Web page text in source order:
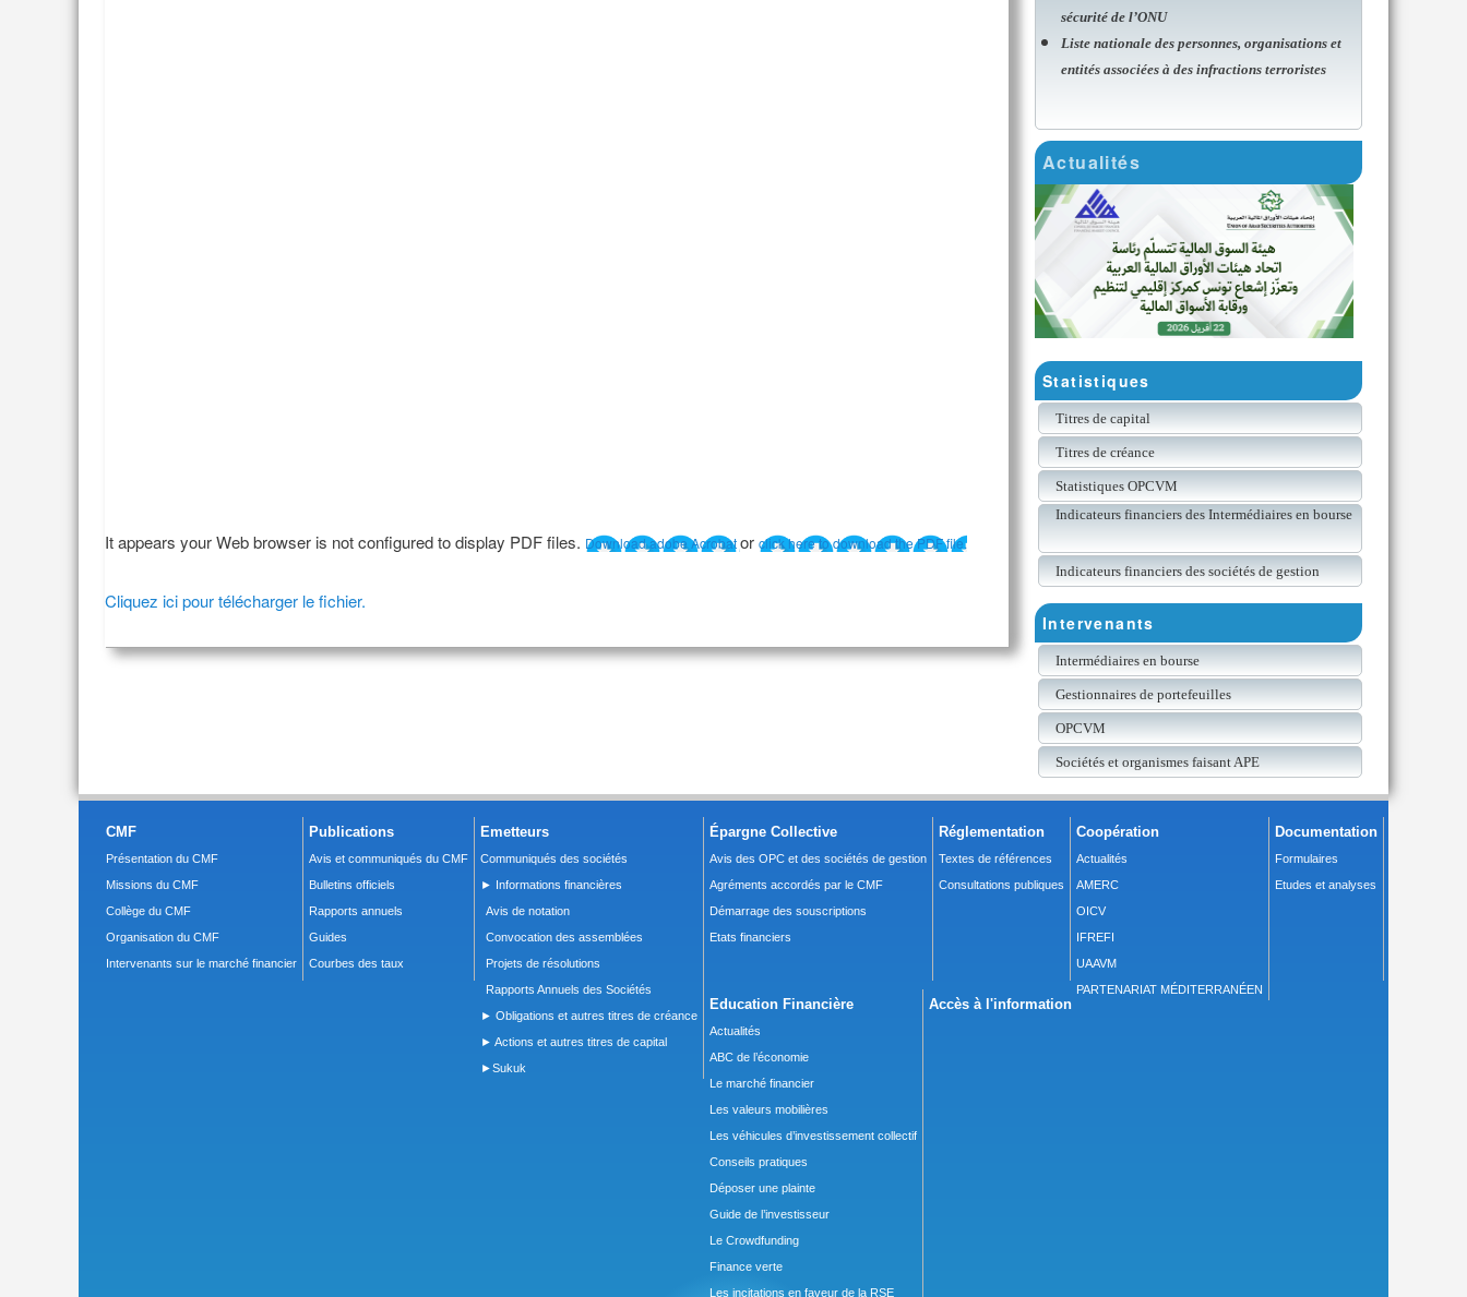
It appears your Web browser is not configured to display PDF files. Download adobe Acrobator click here to download the PDF file.
Cliquez ici pour télécharger le fichier.
sécurité de l’ONU
Liste nationale des personnes, organisations et
entités associées à des infractions terroristes
Actualités
Statistiques
Titres de capital
Titres de créance
Statistiques OPCVM
Indicateurs financiers des Intermédiaires en bourse
Indicateurs financiers des sociétés de gestion
Intervenants
Intermédiaires en bourse
Gestionnaires de portefeuilles
OPCVM
Sociétés et organismes faisant APE
CMF
Présentation du CMF
Missions du CMF
Collège du CMF
Organisation du CMF
Intervenants sur le marché financier
Publications
Avis et communiqués du CMF
Bulletins officiels
Rapports annuels
Guides
Courbes des taux
Emetteurs
Communiqués des sociétés
► Informations financières
Avis de notation
Convocation des assemblées
Projets de résolutions
Rapports Annuels des Sociétés
► Obligations et autres titres de créance
► Actions et autres titres de capital
►Sukuk
Épargne Collective
Avis des OPC et des sociétés de gestion
Agréments accordés par le CMF
Démarrage des souscriptions
Etats financiers
Réglementation
Textes de références
Consultations publiques
Coopération
Actualités
AMERC
OICV
IFREFI
UAAVM
PARTENARIAT MÉDITERRANÉEN
Documentation
Formulaires
Etudes et analyses
Education Financière
Actualités
ABC de l’économie
Le marché financier
Les valeurs mobilières
Les véhicules d’investissement collectif
Conseils pratiques
Déposer une plainte
Guide de l’investisseur
Le Crowdfunding
Finance verte
Les incitations en faveur de la RSE
Accès à l'information